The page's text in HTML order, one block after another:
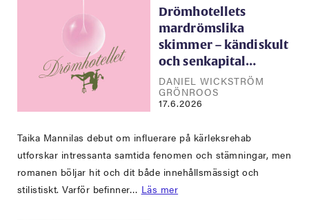
Drömhotellets
mardrömslika
skimmer – kändiskult
och senkapital…
DANIEL WICKSTRÖM
GRÖNROOS
17.6.2026
Taika Mannilas debut om influerare på kärleksrehab
utforskar intressanta samtida fenomen och stämningar, men
romanen böljar hit och dit både innehållsmässigt och
stilistiskt. Varför befinner… Läs mer